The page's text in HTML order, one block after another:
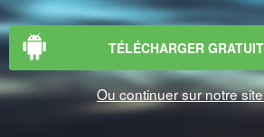
TÉLÉCHARGER
Ou continuer sur notre